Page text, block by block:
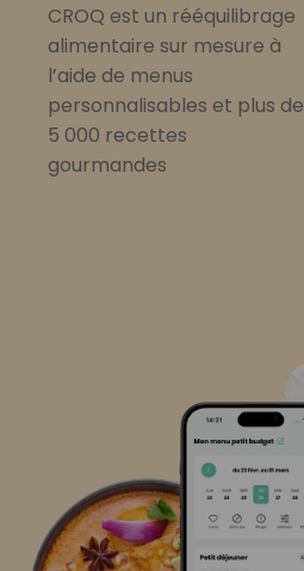
CROQ est un rééquilibrage
alimentaire sur mesure à
l’aide de menus
personnalisables et plus de
5 000 recettes
gourmandes